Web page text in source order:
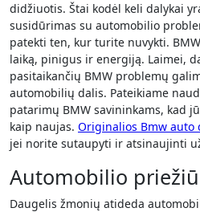
didžiuotis. Štai kodėl keli dalykai
susidūrimas su automobilio
patekti ten, kur turite nuvykti.
laiką, pinigus ir energiją. Laimei,
pasitaikančių BMW problemų
automobilių dalis. Pateikiame
patarimų BMW savininkams, kad
kaip naujas. Originalios Bmw auto
jei norite sutaupyti ir atsinaujinti
Automobilio
Daugelis žmonių atideda